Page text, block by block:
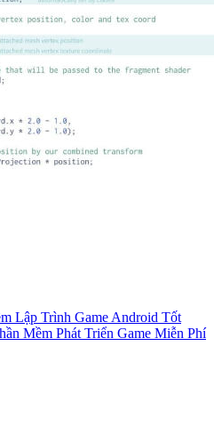
Lập Trình Game Android Tốt
Mềm Phát Triển Game Miễn Phí